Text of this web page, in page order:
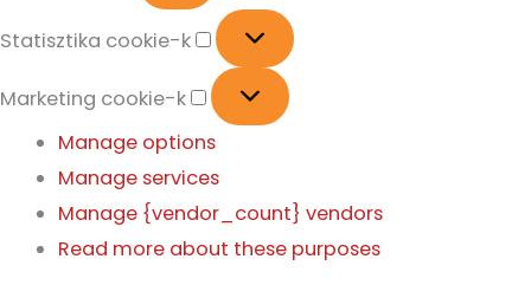
Statisztika cookie-k
Marketing cookie-k
Manage options
Manage services
Manage {vendor_count} vendors
Read more about these purposes